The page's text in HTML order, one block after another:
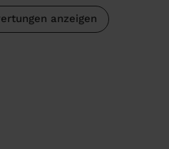
anzeigen